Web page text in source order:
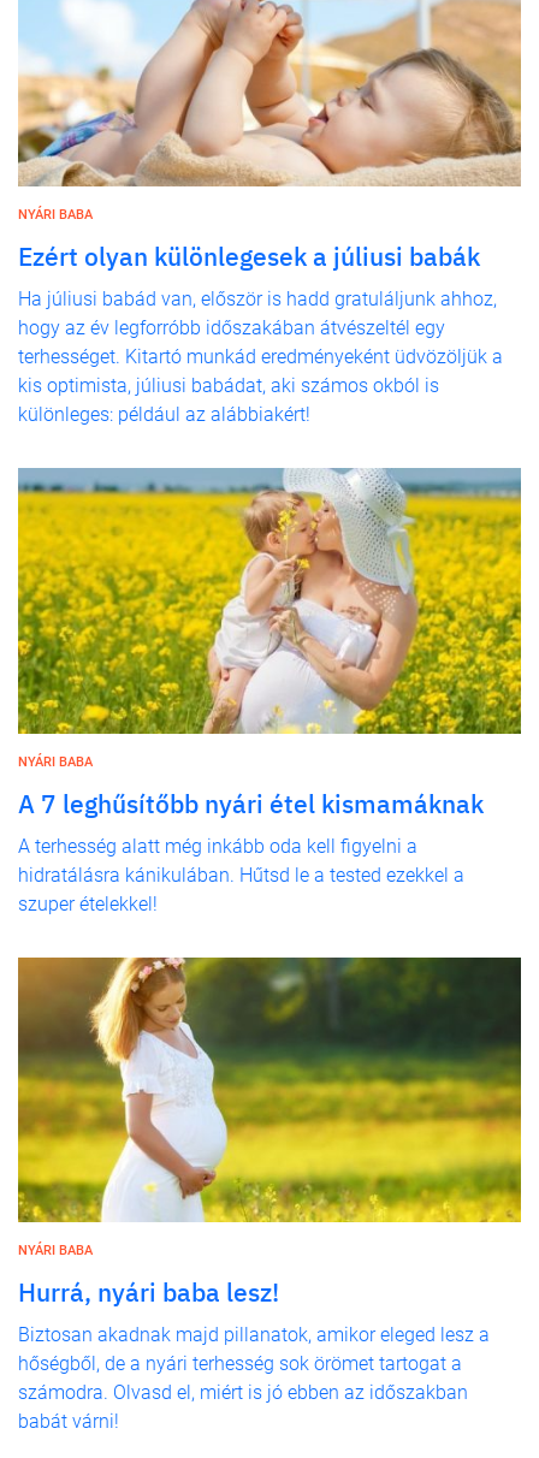
NYÁRI BABA
Ezért olyan különlegesek a júliusi babák
Ha júliusi babád van, először is hadd gratuláljunk ahhoz,
hogy az év legforróbb időszakában átvészeltél egy
terhességet. Kitartó munkád eredményeként üdvözöljük a
kis optimista, júliusi babádat, aki számos okból is
különleges: például az alábbiakért!
NYÁRI BABA
A 7 leghűsítőbb nyári étel kismamáknak
A terhesség alatt még inkább oda kell figyelni a
hidratálásra kánikulában. Hűtsd le a tested ezekkel a
szuper ételekkel!
NYÁRI BABA
Hurrá, nyári baba lesz!
Biztosan akadnak majd pillanatok, amikor eleged lesz a
hőségből, de a nyári terhesség sok örömet tartogat a
számodra. Olvasd el, miért is jó ebben az időszakban
babát várni!